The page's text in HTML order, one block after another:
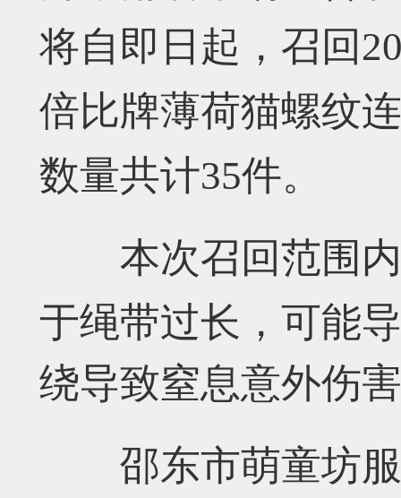
将自即日起，召回
倍比牌薄荷猫螺纹
数量共计35件。
本次召回范围
于绳带过长，可能
绕导致窒息意外伤
邵东市萌童坊